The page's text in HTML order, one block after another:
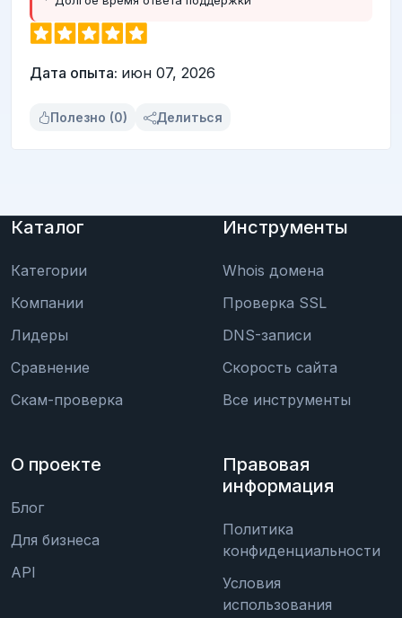
Дата опыта: июн 07, 2026
Полезно (0) Делиться
Каталог
Категории
Компании
Лидеры
Сравнение
Скам-проверка
Инструменты
Whois домена
Проверка SSL
DNS-записи
Скорость сайта
Все инструменты
О проекте
Блог
Для бизнеса
API
Правовая
информация
Политика
конфиденциальности
Условия
использования